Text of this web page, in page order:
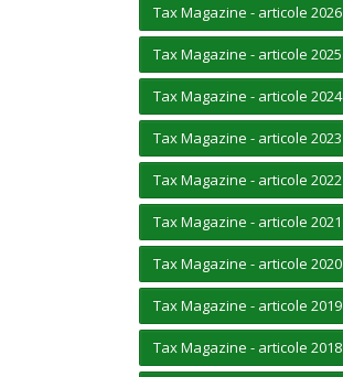
Tax Magazine - articole 2026
Tax Magazine - articole 2025
Tax Magazine - articole 2024
Tax Magazine - articole 2023
Tax Magazine - articole 2022
Tax Magazine - articole 2021
Tax Magazine - articole 2020
Tax Magazine - articole 2019
Tax Magazine - articole 2018